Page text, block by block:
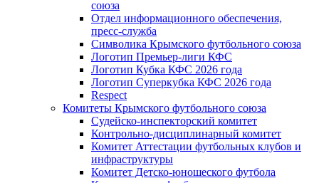
союза
Отдел информационного обеспечения,
пресс-служба
Символика Крымского футбольного союза
Логотип Премьер-лиги КФС
Логотип Кубка КФС 2026 года
Логотип Суперкубка КФС 2026 года
Respect
Комитеты Крымского футбольного союза
Судейско-инспекторский комитет
Контрольно-дисциплинарный комитет
Комитет Аттестации футбольных клубов и
инфраструктуры
Комитет Детско-юношеского футбола